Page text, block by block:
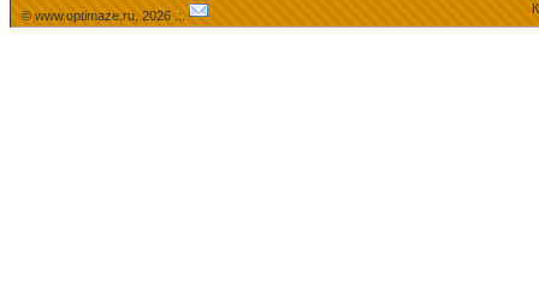
© www.optimaze.ru, 2026 .:.